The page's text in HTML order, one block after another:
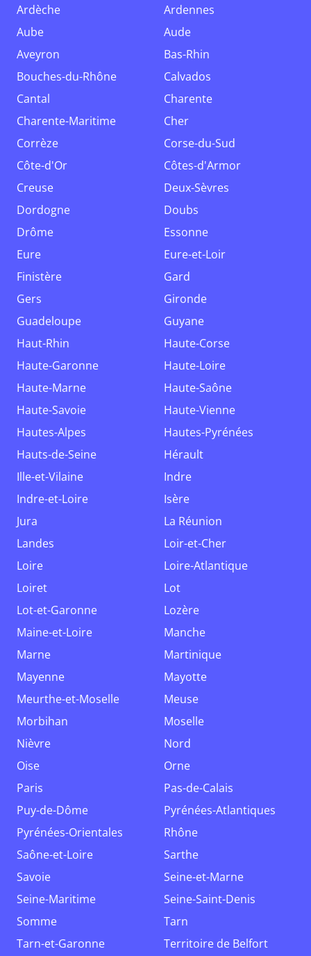
Ardèche
Ardennes
Aube
Aude
Aveyron
Bas-Rhin
Bouches-du-Rhône
Calvados
Cantal
Charente
Charente-Maritime
Cher
Corrèze
Corse-du-Sud
Côte-d'Or
Côtes-d'Armor
Creuse
Deux-Sèvres
Dordogne
Doubs
Drôme
Essonne
Eure
Eure-et-Loir
Finistère
Gard
Gers
Gironde
Guadeloupe
Guyane
Haut-Rhin
Haute-Corse
Haute-Garonne
Haute-Loire
Haute-Marne
Haute-Saône
Haute-Savoie
Haute-Vienne
Hautes-Alpes
Hautes-Pyrénées
Hauts-de-Seine
Hérault
Ille-et-Vilaine
Indre
Indre-et-Loire
Isère
Jura
La Réunion
Landes
Loir-et-Cher
Loire
Loire-Atlantique
Loiret
Lot
Lot-et-Garonne
Lozère
Maine-et-Loire
Manche
Marne
Martinique
Mayenne
Mayotte
Meurthe-et-Moselle
Meuse
Morbihan
Moselle
Nièvre
Nord
Oise
Orne
Paris
Pas-de-Calais
Puy-de-Dôme
Pyrénées-Atlantiques
Pyrénées-Orientales
Rhône
Saône-et-Loire
Sarthe
Savoie
Seine-et-Marne
Seine-Maritime
Seine-Saint-Denis
Somme
Tarn
Tarn-et-Garonne
Territoire de Belfort